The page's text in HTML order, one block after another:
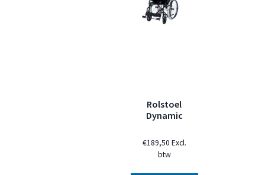
Rolstoel
Dynamic
€189,50 Excl.
btw